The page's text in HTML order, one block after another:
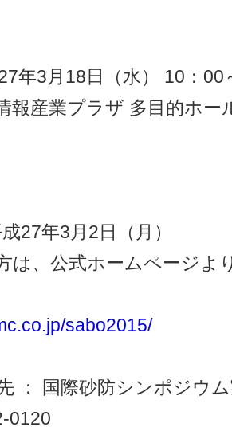
年3月18日（水） 10：00
産業プラザ 多目的ホー
27年3月2日（月）
は、公式ホームページよ
sabo2015/
： 国際砂防シンポジウ
0120